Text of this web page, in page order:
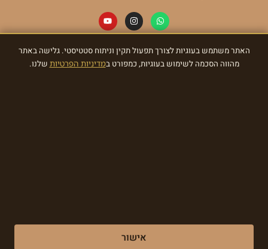
האתר משתמש בעוגיות לצורך תפעול תקין וניתוח סטטיסטי. גלישה באתר
מהווה הסכמה לשימוש בעוגיות, כמפורט במדיניות הפרטיותשלנו.
אישור
ניוזלטר